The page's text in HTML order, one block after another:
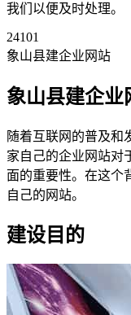
我们以便及时处理。
24101
象山县建企业网站
象山县建企业
随着互联网的普及和
家自己的企业网站对
面的重要性。在这个
自己的网站。
建设目的